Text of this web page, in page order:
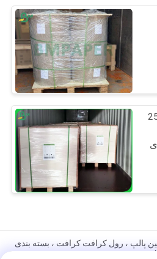
شده 250
پالپ ، رول کرافت کرافت ، بسته بندی